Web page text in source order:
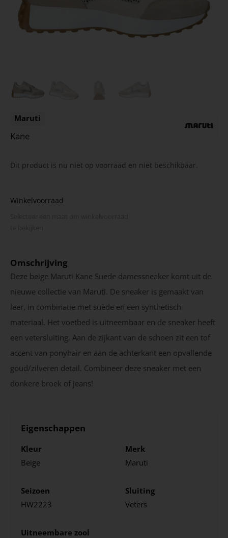
Maruti
Kane
Dit product is nu niet op voorraad en niet beschikbaar.
Winkelvoorraad
Omschrijving
Deze beige Maruti Kane Suede damessneaker komt uit de
nieuwe collectie van Maruti. De sneaker is gemaakt van
leer, in combinatie met suède en een synthetisch
materiaal. Het voetbed is uitneembaar en de sneaker heeft
een vetersluiting. Aan de zijkant van de schoen zit een tof
accent van ponyhair en aan de achterkant een opvallende
goud/zilveren detail. Combineer deze sneaker met een
donkere broek of jeans!
Eigenschappen
Kleur
Beige
Merk
Maruti
Seizoen
HW2223
Sluiting
Veters
Uitneembare zool